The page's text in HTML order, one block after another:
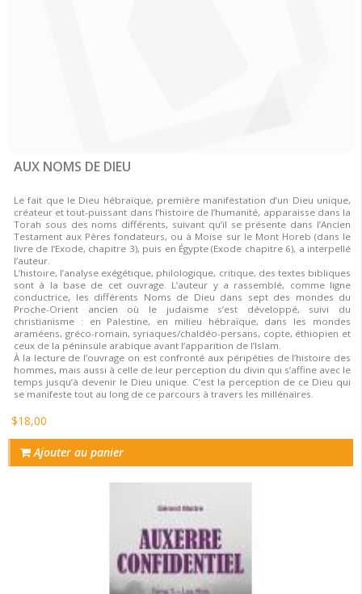
AUX NOMS DE DIEU
Le fait que le Dieu hébraïque, première manifestation d’un Dieu unique,
créateur et tout-puissant dans l’histoire de l’humanité, apparaisse dans la
Torah sous des noms différents, suivant qu’il se présente dans l’Ancien
Testament aux Pères fondateurs, ou à Moïse sur le Mont Horeb (dans le
livre de l’Exode, chapitre 3), puis en Égypte (Exode chapitre 6), a interpellé
l’auteur.
L’histoire, l’analyse exégétique, philologique, critique, des textes bibliques
sont à la base de cet ouvrage. L’auteur y a rassemblé, comme ligne
conductrice, les différents Noms de Dieu dans sept des mondes du
Proche-Orient ancien où le judaïsme s’est développé, suivi du
christianisme : en Palestine, en milieu hébraïque, dans les mondes
araméens, gréco-romain, syriaques/chaldéo-persans, copte, éthiopien et
ceux de la péninsule arabique avant l’apparition de l’Islam.
À la lecture de l’ouvrage on est confronté aux péripéties de l’histoire des
hommes, mais aussi à celle de leur perception du divin qui s’affine avec le
temps jusqu’à devenir le Dieu unique. C’est la perception de ce Dieu qui
se manifeste tout au long de ce parcours à travers les millénaires.
$18,00
Ajouter au panier